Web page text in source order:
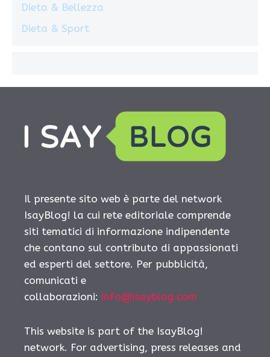
Dieta & Bellezza
Dieta & Sport
Il presente sito web è parte del network
IsayBlog! la cui rete editoriale comprende
siti tematici di informazione indipendente
che contano sul contributo di appassionati
ed esperti del settore. Per pubblicità,
comunicati e
collaborazioni: info@isayblog.com
This website is part of the IsayBlog!
network. For advertising, press releases and